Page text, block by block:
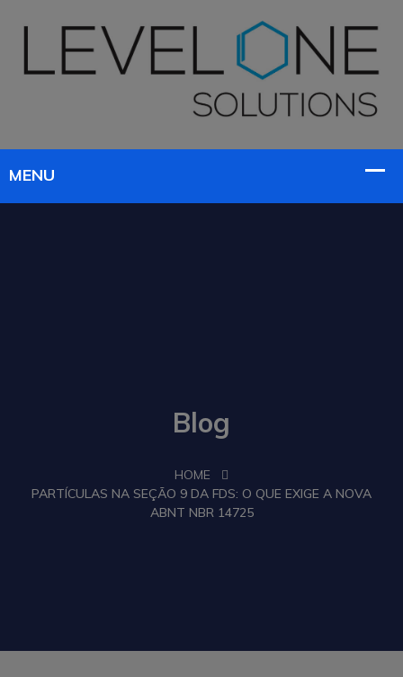
Blog
HOME
PARTÍCULAS NA SEÇÃO 9 DA FDS: O QUE EXIGE A NOVA
ABNT NBR 14725